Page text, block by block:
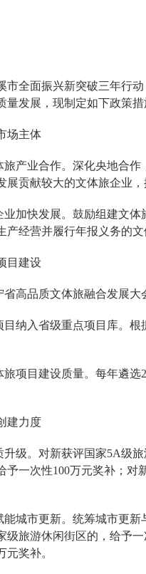
面振兴新突破三年行动
量发展，现制定如下政策措
主体
业合作。深化央地合作
展贡献较大的文体旅企业
快发展。鼓励组建文体
产经营并履行年报义务的文
建设
品质文体旅融合发展大
入省级重点项目库。根
目建设质量。每年遴选
力度
。对新获评国家5A级旅
予一次性100万元奖补；
市更新。统筹城市更新
级旅游休闲街区的，给予
元奖补。